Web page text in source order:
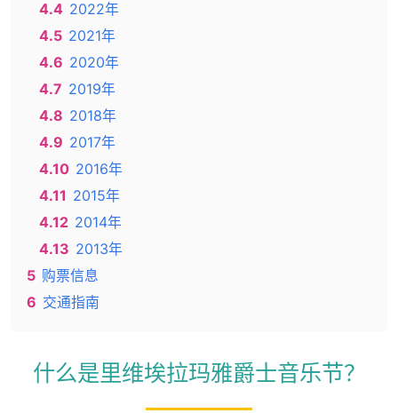
4.4 2022年
4.5 2021年
4.6 2020年
4.7 2019年
4.8 2018年
4.9 2017年
4.10 2016年
4.11 2015年
4.12 2014年
4.13 2013年
5 购票信息
6 交通指南
什么是里维埃拉玛雅爵士音乐节？